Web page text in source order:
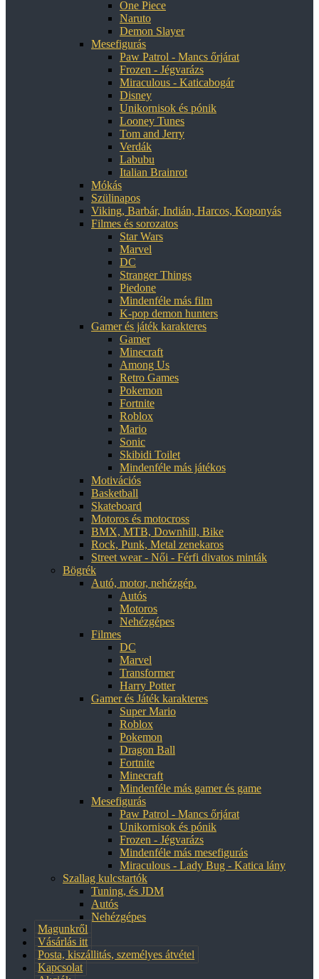
One Piece
Naruto
Demon Slayer
Mesefigurás
Paw Patrol - Mancs őrjárat
Frozen - Jégvarázs
Miraculous - Katicabogár
Disney
Unikornisok és pónik
Looney Tunes
Tom and Jerry
Verdák
Labubu
Italian Brainrot
Mókás
Szülinapos
Viking, Barbár, Indián, Harcos, Koponyás
Filmes és sorozatos
Star Wars
Marvel
DC
Stranger Things
Piedone
Mindenféle más film
K-pop demon hunters
Gamer és játék karakteres
Gamer
Minecraft
Among Us
Retro Games
Pokemon
Fortnite
Roblox
Mario
Sonic
Skibidi Toilet
Mindenféle más játékos
Motivációs
Basketball
Skateboard
Motoros és motocross
BMX, MTB, Downhill, Bike
Rock, Punk, Metal zenekaros
Street wear - Női - Férfi divatos minták
Bögrék
Autó, motor, nehézgép.
Autós
Motoros
Nehézgépes
Filmes
DC
Marvel
Transformer
Harry Potter
Gamer és Játék karakteres
Super Mario
Roblox
Pokemon
Dragon Ball
Fortnite
Minecraft
Mindenféle más gamer és game
Mesefigurás
Paw Patrol - Mancs őrjárat
Unikornisok és pónik
Frozen - Jégvarázs
Mindenféle más mesefigurás
Miraculous - Lady Bug - Katica lány
Szallag kulcstartók
Tuning, és JDM
Autós
Nehézgépes
Magunkről
Vásárlás itt
Posta, kiszállitás, személyes átvétel
Kapcsolat